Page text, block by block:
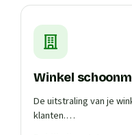
Winkel
De uitstraling van je
klanten.…